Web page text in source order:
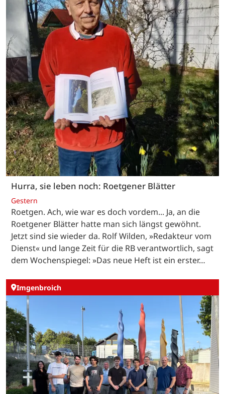
Hurra, sie leben noch: Roetgener Blätter
Gestern
Roetgen. Ach, wie war es doch vordem... Ja, an die
Roetgener Blätter hatte man sich längst gewöhnt.
Jetzt sind sie wieder da. Rolf Wilden, »Redakteur vom
Dienst« und lange Zeit für die RB verantwortlich, sagt
dem Wochenspiegel: »Das neue Heft ist ein erster…
Imgenbroich